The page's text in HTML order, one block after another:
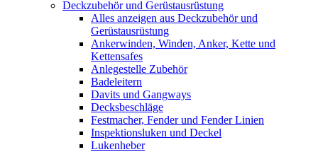
Deckzubehör und Gerüstausrüstung
Alles anzeigen aus Deckzubehör und
Gerüstausrüstung
Ankerwinden, Winden, Anker, Kette und
Kettensafes
Anlegestelle Zubehör
Badeleitern
Davits und Gangways
Decksbeschläge
Festmacher, Fender und Fender Linien
Inspektionsluken und Deckel
Lukenheber